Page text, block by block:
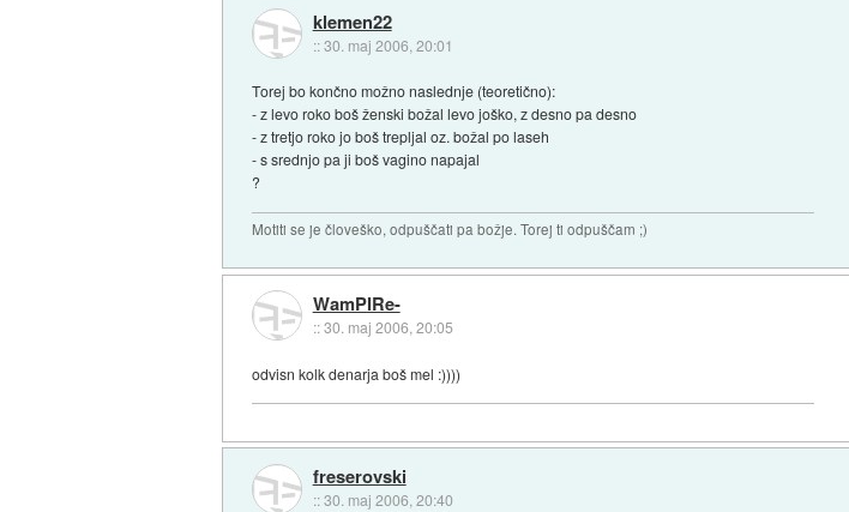
klemen22
::30. maj 2006, 20:01
Torej bo končno možno naslednje (teoretično):
- z levo roko boš ženski božal levo joško, z desno pa desno
- z tretjo roko jo boš trepljal oz. božal po laseh
- s srednjo pa ji boš vagino napajal
?
Motiti se je človeško, odpuščati pa božje. Torej ti odpuščam ;)
WamPIRe-
::30. maj 2006, 20:05
odvisn kolk denarja boš mel :))))
freserovski
::30. maj 2006, 20:40